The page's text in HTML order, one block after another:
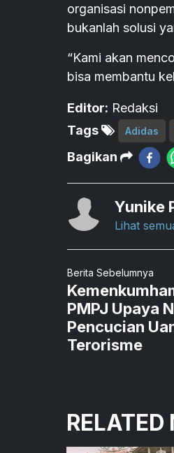
organisasi
bukanlah solusi
“Kami akan
bisa membantu
Editor: Redaksi
Tags
Adidas
Bagikan
Yunike
Lihat
Berita Sebelumnya
PMPJ Upaya
Pencucian
Terorisme
RELATED